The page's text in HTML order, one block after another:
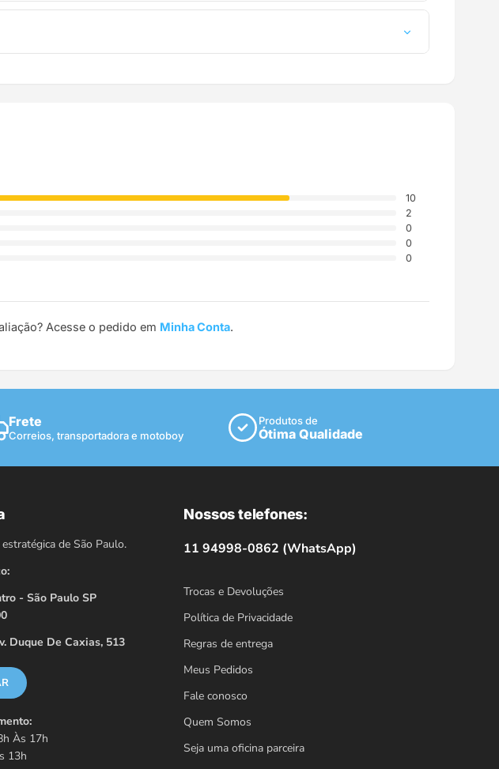
ou e-mail.
10
2
0
0
0
Acesse o pedido em Minha Conta.
Frete
Correios, transportadora e motoboy
Produtos de
Ótima Qualidade
de São Paulo.
- São Paulo SP
Duque De Caxias, 513
Às 17h
13h
Nossos telefones:
11 94998-0862 (WhatsApp)
Trocas e Devoluções
Política de Privacidade
Regras de entrega
Meus Pedidos
Fale conosco
Quem Somos
Seja uma oficina parceira